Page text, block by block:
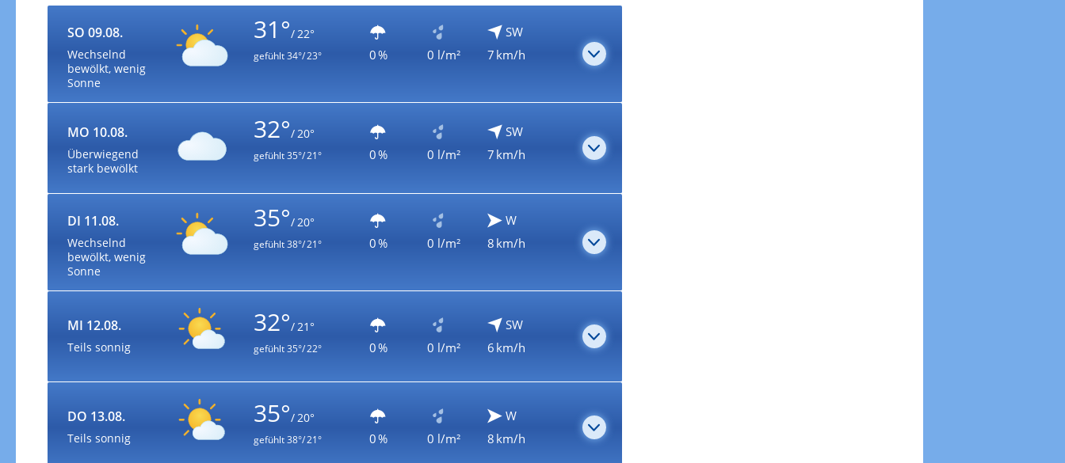
SO 09.08.
Wechselnd
bewölkt, wenig
Sonne
31°/ 22°
gefühlt34°/ 23° 0 % 0 l/m²
SW
7 km/h
MO 10.08.
Überwiegend
stark bewölkt
32°/ 20°
gefühlt35°/ 21° 0 % 0 l/m²
SW
7 km/h
DI 11.08.
Wechselnd
bewölkt, wenig
Sonne
35°/ 20°
gefühlt38°/ 21° 0 % 0 l/m²
W
8 km/h
MI 12.08.
Teils sonnig
32°/ 21°
gefühlt35°/ 22° 0 % 0 l/m²
SW
6 km/h
DO 13.08.
Teils sonnig
35°/ 20°
gefühlt38°/ 21° 0 % 0 l/m²
W
8 km/h